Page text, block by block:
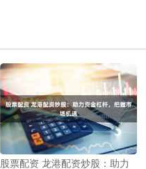
股票配资 龙港配资炒股：助力